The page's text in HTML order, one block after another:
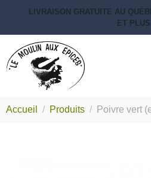
LIVRAISON GRATUITE AU
ET PLUS
Accueil Produits Poivre vert